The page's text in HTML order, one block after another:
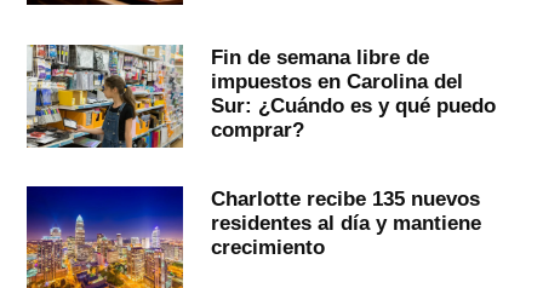
Fin de semana libre de
impuestos en Carolina del
Sur: ¿Cuándo es y qué puedo
comprar?
Charlotte recibe 135 nuevos
residentes al día y mantiene
crecimiento